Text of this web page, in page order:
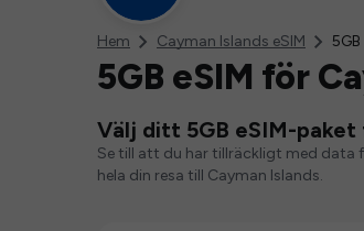
Hem Cayman Islands eSIM 5GB
5GB eSIM för
Välj ditt 5GB eSIM-paket
Se till att du har tillräckligt med data
hela din resa till Cayman Islands.